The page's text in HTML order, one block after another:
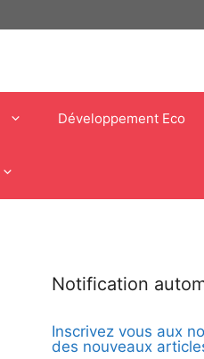
Développement Eco
Notification
Inscrivez vous aux
des nouveaux